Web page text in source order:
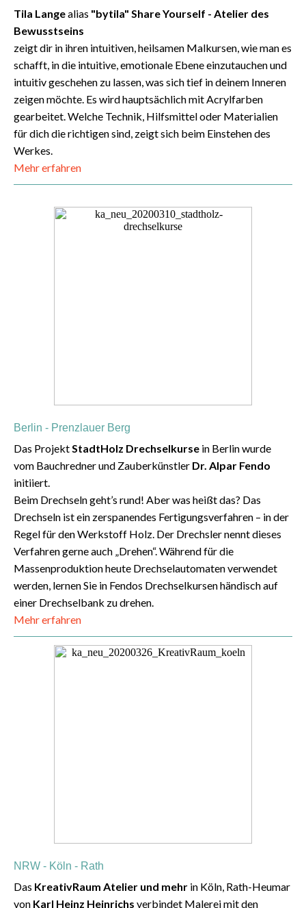
Tila Langealias "bytila" Share Yourself - Atelier des
Bewusstseins
zeigt dir in ihren intuitiven, heilsamen Malkursen, wie man es
schafft, in die intuitive, emotionale Ebene einzutauchen und
intuitiv geschehen zu lassen, was sich tief in deinem Inneren
zeigen möchte. Es wird hauptsächlich mit Acrylfarben
gearbeitet. Welche Technik, Hilfsmittel oder Materialien
für dich die richtigen sind, zeigt sich beim Einstehen des
Werkes.
Mehr erfahren
Berlin - Prenzlauer Berg
Das Projekt StadtHolz Drechselkurse in Berlin wurde
vom Bauchredner und Zauberkünstler Dr. Alpar Fendo
initiiert.⁠
Beim Drechseln geht’s rund! Aber was heißt das? Das
Drechseln ist ein zerspanendes Fertigungsverfahren – in der
Regel für den Werkstoff Holz. Der Drechsler nennt dieses
Verfahren gerne auch „Drehen“. Während für die
Massenproduktion heute Drechselautomaten verwendet
werden, lernen Sie in Fendos Drechselkursen händisch auf
einer Drechselbank zu drehen.
Mehr erfahren
NRW - Köln - Rath
Das KreativRaum Atelier und mehr in Köln, Rath-Heumar
von Karl Heinz Heinrichs verbindet Malerei mit den